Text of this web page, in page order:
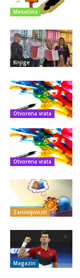
Mesečina
Knjige
Otvorena vrata
Otvorena vrata
Zanimljivosti
Magazin